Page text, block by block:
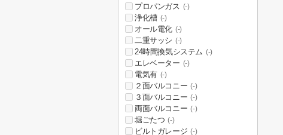
プロパンガス (-)
浄化槽 (-)
オール電化 (-)
二重サッシ (-)
24時間換気システム (-)
エレベーター (-)
電気有 (-)
２面バルコニー (-)
３面バルコニー (-)
両面バルコニー (-)
堀ごたつ (-)
ビルトガレージ (-)